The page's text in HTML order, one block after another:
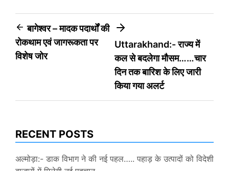
Post
navigation
बागेश्वर – मादक पदार्थों की
रोकथाम एवं जागरूकता पर
विशेष जोर
Uttarakhand:- राज्य में
कल से बदलेगा मौसम……चार
दिन तक बारिश के लिए जारी
किया गया अलर्ट
RECENT POSTS
अल्मोड़ा:- डाक विभाग ने की नई पहल….. पहाड़ के उत्पादों को विदेशी